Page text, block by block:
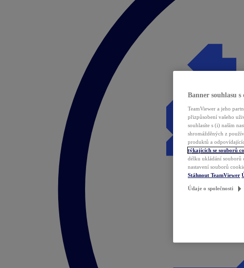
Banner souhlasu s
TeamViewer a jeho
přizpůsobení vašeho
souhlasíte s (i) naším
shromážděných z
produktů a
týkajících se souborů
délku ukládání souborů
nastavení souborů
Stáhnout TeamViewer
Údaje o společnosti